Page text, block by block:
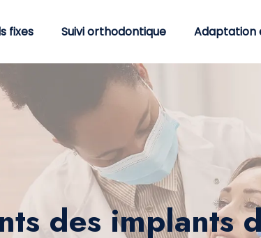
fixes Suivi orthodontique Adaptation
des implants